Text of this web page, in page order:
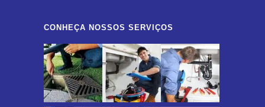
CONHEÇA NOSSOS SERVIÇOS